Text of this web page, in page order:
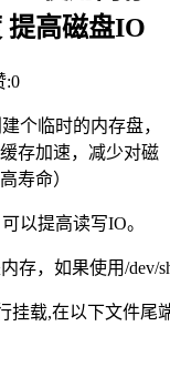
提高磁盘IO
:0
个临时的内存盘，
存加速，减少对磁
寿命）
以提高读写IO。
存，如果使用/
挂载,在以下文件尾